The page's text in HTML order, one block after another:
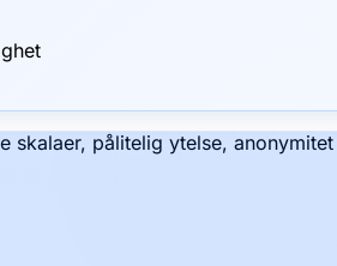
pålitelig ytelse,